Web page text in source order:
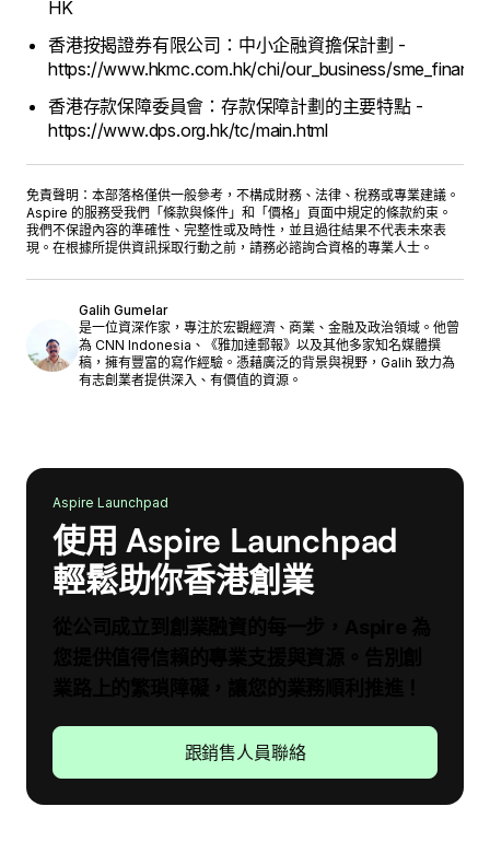
HK
香港按揭證券有限公司：中小企融資擔保計劃 -
https://www.hkmc.com.hk/chi/our_business/
香港存款保障委員會：存款保障計劃的主要特點 -
https://www.dps.org.hk/tc/main.html
免責聲明：本部落格僅供一般參考，不構成財務、法律、稅務或專業建議。
Aspire 的服務受我們「 條款與條件 」和「 價格 」頁面中規定的條款約束。
我們不保證內容的準確性、完整性或及時性，並且過往結果不代表未來表
現。在根據所提供資訊採取行動之前，請務必諮詢合資格的專業人士。
Galih Gumelar
是一位資深作家，專注於宏觀經濟、商業、金融及政治領域。他曾
為 CNN Indonesia、《雅加達郵報》以及其他多家知名媒體撰
稿，擁有豐富的寫作經驗。憑藉廣泛的背景與視野，Galih 致力為
有志創業者提供深入、有價值的資源。
Aspire Launchpad
使用 Aspire Launchpad
輕鬆助你香港創業
跟銷售人員聯絡